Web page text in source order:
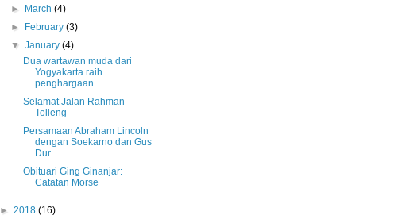
►
March(4)
►
February(3)
▼January(4)
Dua wartawan muda dari
Yogyakarta raih
penghargaan...
Selamat Jalan Rahman
Tolleng
Persamaan Abraham Lincoln
dengan Soekarno dan Gus
Dur
Obituari Ging Ginanjar:
Catatan Morse
► 2018 (16)